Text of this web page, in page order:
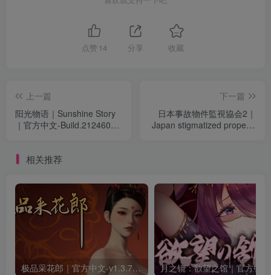
点赞 14 分享 收藏
上一篇
阳光物语｜Sunshine Story
｜官方中文-Build.21246010
下一篇
日本事故物件監視協会2｜
Japan stigmatized property
相关推荐
极品采花郎｜官方中文-v1.3.7+满金币初始存档+通关存档｜7.11G｜免安装